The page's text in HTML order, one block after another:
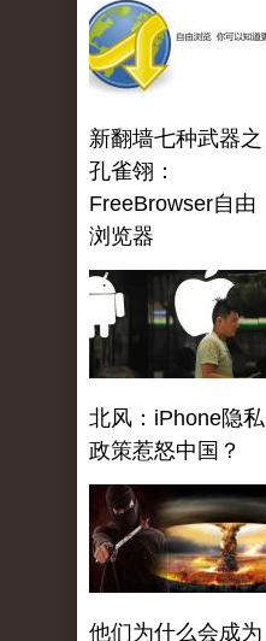
新翻墙七种武器之
孔雀翎：
FreeBrowser自由
浏览器
北风：iPhone隐私
政策惹怒中国？
他们为什么会成为